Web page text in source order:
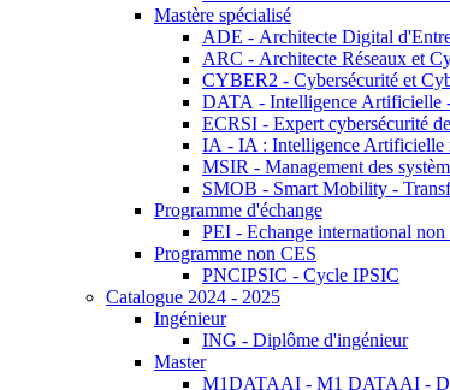
Mastère spécialisé
ADE - Architecte Digital
ARC - Architecte Réseaux et
CYBER2 - Cybersécurité et
DATA - Intelligence Artificielle
ECRSI - Expert cybersécurité
IA - IA : Intelligence Artificielle
MSIR - Management des
SMOB - Smart Mobility -
Programme d'échange
PEI - Echange international
Programme non CES
PNCIPSIC - Cycle IPSIC
Catalogue 2024 - 2025
Ingénieur
ING - Diplôme d'ingénieur
Master
M1DATAAI - M1 DATAAI -